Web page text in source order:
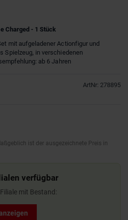
Charged - 1 Stück
mit aufgeladener Actionfigur und
Spielzeug, in verschiedenen
ab 6 Jahren
ArtNr: 278895
ist der ausgezeichnete Preis in
verfügbar
mit Bestand: